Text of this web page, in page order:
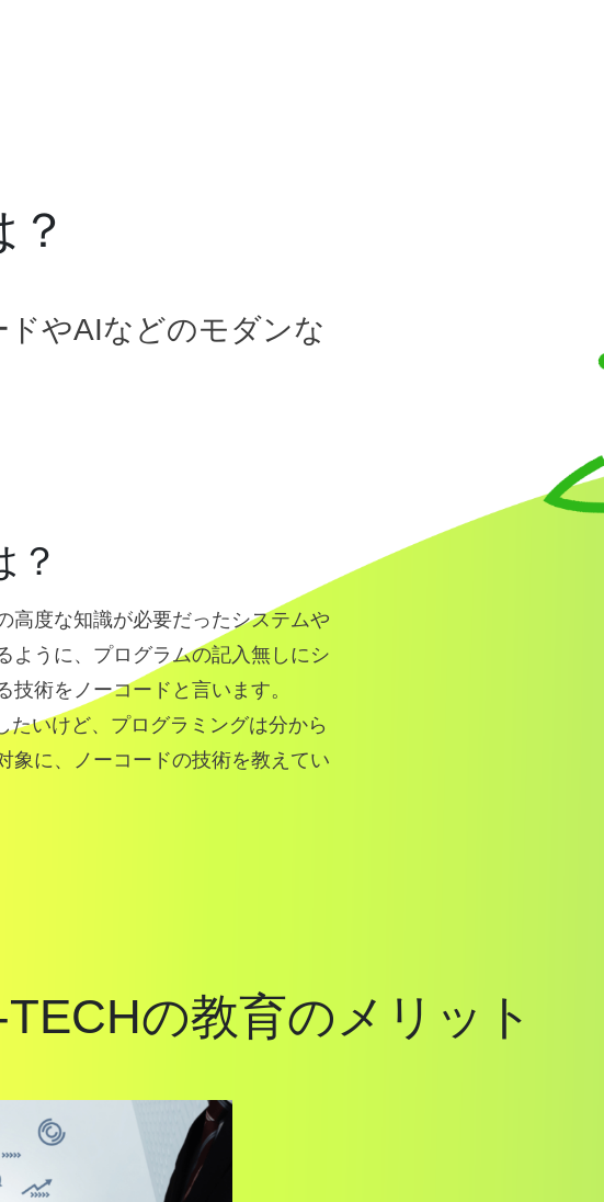
やAIなどのモダンな
？
高度な知識が必要だったシステムや
ように、プログラムの記入無しにシ
術をノーコードと言います。
たいけど、プログラミングは分から
に、ノーコードの技術を教えてい
の教育のメリット